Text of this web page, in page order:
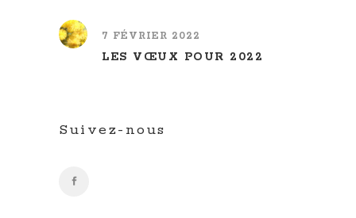
7 FÉVRIER 2022
LES VŒUX POUR 2022
Suivez-nous